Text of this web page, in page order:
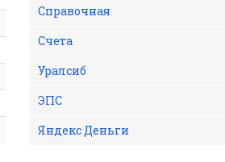
Справочная
Счета
Уралсиб
ЭПС
Яндекс Деньги